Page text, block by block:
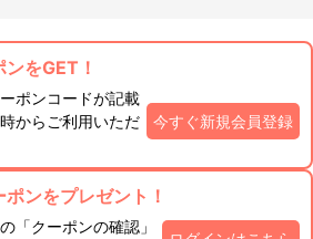
をGET！
ポンコードが記載
からご利用いただ
今すぐ新規会員登録
ンをプレゼント！
「クーポンの確認」